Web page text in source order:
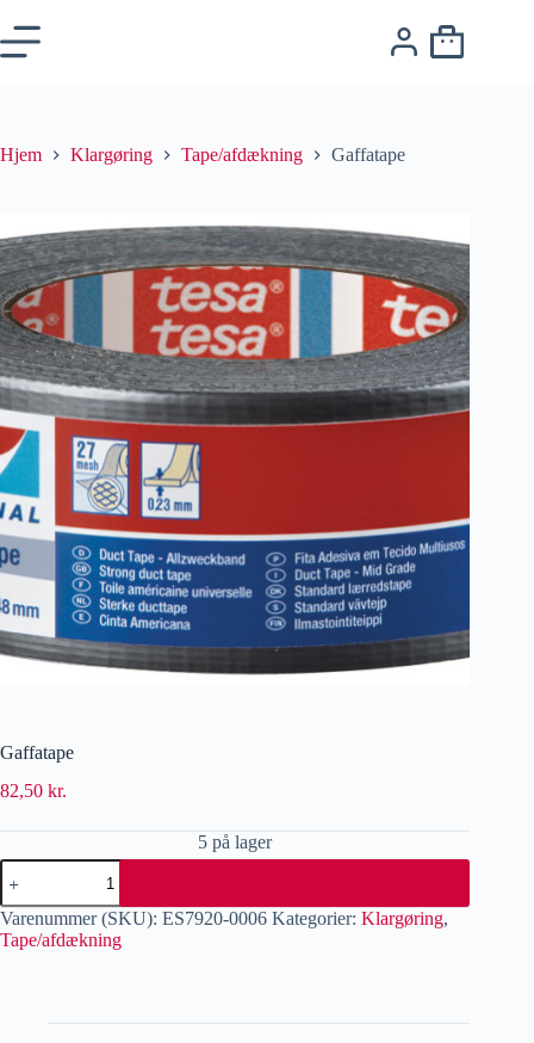
Hjem Klargøring Tape/afdækning Gaffatape
Gaffatape
82,50 kr.
5 på lager
Varenummer (SKU): ES7920-0006 Kategorier: Klargøring,
Tape/afdækning